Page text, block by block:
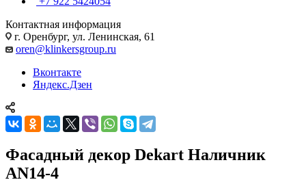
Контактная информация
г. Оренбург, ул. Ленинская, 61
oren@klinkersgroup.ru
Вконтакте
Яндекс.Дзен
Фасадный декор Dekart Наличник
AN14-4